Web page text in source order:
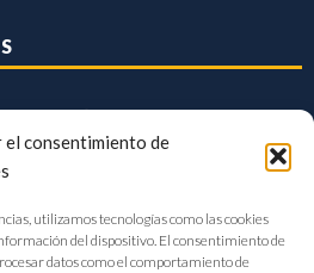
consentimiento de
utilizamos tecnologías como las cookies
del dispositivo. El consentimiento de
datos como el comportamiento de